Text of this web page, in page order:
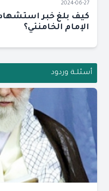
2024-06-27
كيف بلغ خبر
الإمام الخامنئي؟
أسئلــة وردود